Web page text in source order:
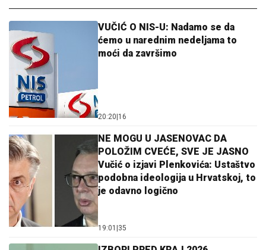
VUČIĆ O NIS-U: Nadamo se da
ćemo u narednim nedeljama to
moći da završimo
20:20|16
NE MOGU U JASENOVAC DA
POLOŽIM CVEĆE, SVE JE JASNO
Vučić o izjavi Plenkovića: Ustaštvo
podobna ideologija u Hrvatskoj, to
je odavno logično
19:01 |35